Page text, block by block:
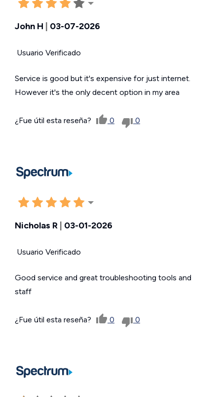
John H 03-07-2026
Usuario Verificado
Service is good but it's expensive for just internet.
However it's the only decent option in my area
¿Fue útil esta reseña? 0 0
Nicholas R | 03-01-2026
Usuario Verificado
Good service and great troubleshooting tools and
staff
¿Fue útil esta reseña? 0 0